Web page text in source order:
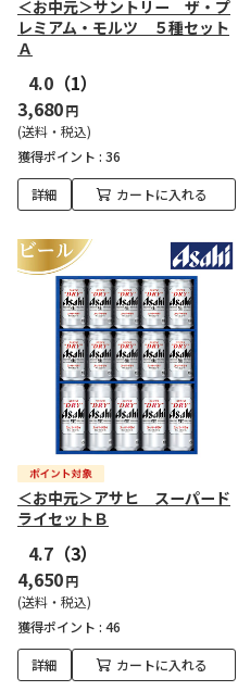
＜お中元＞サントリー ザ・プ
レミアム・モルツ ５種セット
Ａ
4.0 （1）
3,680円
(送料・税込)
獲得ポイント : 36
詳細 カートに入れる
＜お中元＞アサヒ スーパード
ライセットＢ
4.7 （3）
4,650円
(送料・税込)
獲得ポイント : 46
詳細 カートに入れる